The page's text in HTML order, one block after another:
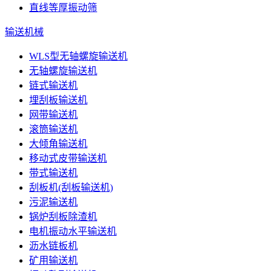
直线等厚振动筛
输送机械
WLS型无轴螺旋输送机
无轴螺旋输送机
链式输送机
埋刮板输送机
网带输送机
滚筒输送机
大倾角输送机
移动式皮带输送机
带式输送机
刮板机(刮板输送机)
污泥输送机
锅炉刮板除渣机
电机振动水平输送机
沥水链板机
矿用输送机